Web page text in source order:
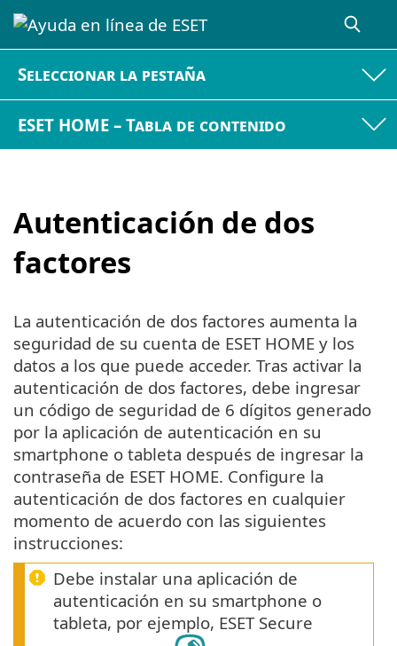
Seleccionar la pestaña
ESET HOME – Tabla de contenido
Autenticación de dos
factores
La autenticación de dos factores aumenta la
seguridad de su cuenta de ESET HOME y los
datos a los que puede acceder. Tras activar la
autenticación de dos factores, debe ingresar
un código de seguridad de 6 dígitos generado
por la aplicación de autenticación en su
smartphone o tableta después de ingresar la
contraseña de ESET HOME. Configure la
autenticación de dos factores en cualquier
momento de acuerdo con las siguientes
instrucciones:
Debe instalar una aplicación de
autenticación en su smartphone o
tableta, por ejemplo, ESET Secure